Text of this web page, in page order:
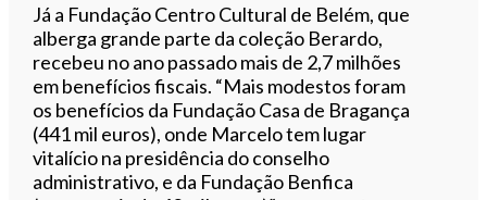
Já a Fundação Centro Cultural de Belém, que
alberga grande parte da coleção Berardo,
recebeu no ano passado mais de 2,7 milhões
em benefícios fiscais. “Mais modestos foram
os benefícios da Fundação Casa de Bragança
(441 mil euros), onde Marcelo tem lugar
vitalício na presidência do conselho
administrativo, e da Fundação Benfica